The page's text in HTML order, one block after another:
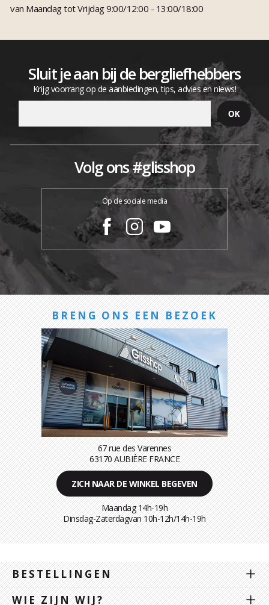
van Maandag tot Vrijdag 9:00/12:00 - 13:00/18:00
Sluit je aan bij de bergliefhebbers
Krijg voorrang op de aanbiedingen, tips, advies en niews!
Volg ons #glisshop
Op de sociale media
BRENG ONS EEN BEZOEK
67 rue des Varennes
63170 AUBIÈRE FRANCE
ZICH NAAR DE WINKEL BEGEVEN
Maandag 14h-19h
Dinsdag-Zaterdagvan 10h-12h/14h-19h
BESTELLINGEN
WIE ZIJN WIJ?